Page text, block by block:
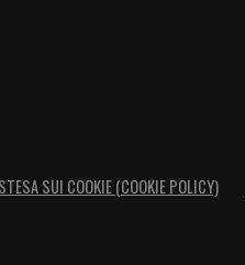
SUI COOKIE (COOKIE POLICY)